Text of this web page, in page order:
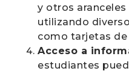
y otros aranceles
utilizando
como tarjetas
Acceso a
estudiantes